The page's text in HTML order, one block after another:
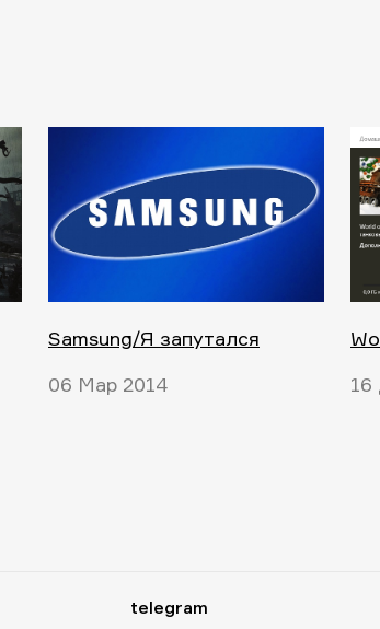
Samsung/Я запутался
06 Мар 2014
16
telegram